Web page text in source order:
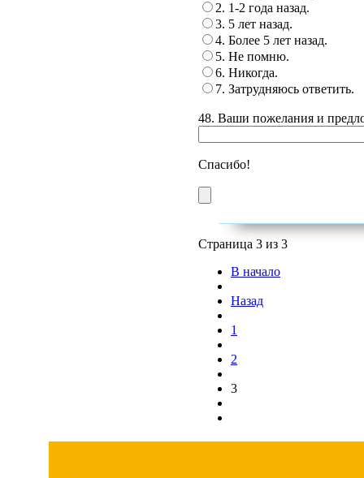
2. 1-2 года назад.
3. 5 лет назад.
4. Более 5 лет назад.
5. Не помню.
6. Никогда.
7. Затрудняюсь ответить.
48. Ваши пожелания и
Спасибо!
Страница 3 из 3
В начало
Назад
1
2
3